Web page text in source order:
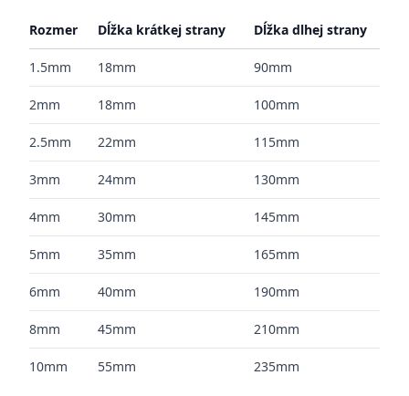
Rozmer Dĺžka krátkej strany Dĺžka dlhej strany
1.5mm 18mm 90mm
2mm 18mm 100mm
2.5mm 22mm 115mm
3mm 24mm 130mm
4mm 30mm 145mm
5mm 35mm 165mm
6mm 40mm 190mm
8mm 45mm 210mm
10mm 55mm 235mm